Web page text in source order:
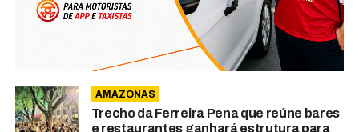
AMAZONAS
Trecho da Ferreira Pena que reúne bares
e restaurantes ganhará estrutura para